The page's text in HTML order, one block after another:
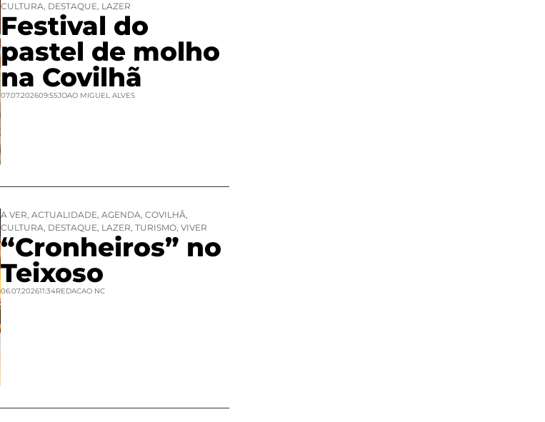
CULTURA, DESTAQUE, LAZER
Festival do
pastel de molho
na Covilhã
07.07.202609:55JOAO MIGUEL ALVES
A VER, ACTUALIDADE, AGENDA, COVILHÃ,
CULTURA, DESTAQUE, LAZER, TURISMO, VIVER
“Cronheiros” no
Teixoso
06.07.202611:34REDACAO NC